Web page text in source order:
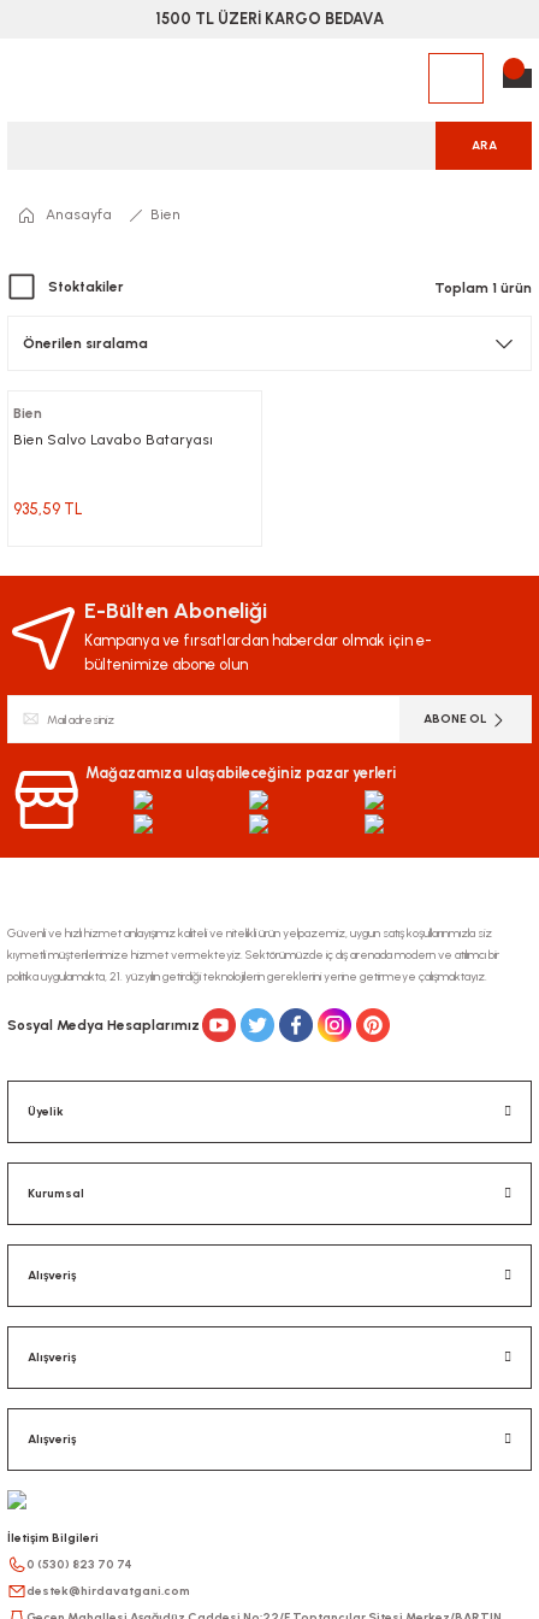
1500 TL ÜZERİ KARGO BEDAVA
ARA
Anasayfa Bien
Stoktakiler Toplam 1 ürün
Bien
Bien Salvo Lavabo Bataryası
935,59 TL
E-Bülten Aboneliği
Kampanya ve fırsatlardan haberdar olmak için e-
bültenimize abone olun
ABONE OL
Mağazamıza ulaşabileceğiniz pazar yerleri
Güvenli ve hızlı hizmet anlayışımız kaliteli ve nitelikli ürün yelpazemiz, uygun satış koşullarınmızla siz
kıymetli müşterilerimize hizmet vermekteyiz. Sektörümüzde iç dış arenada modern ve atılımcı bir
politika uygulamakta, 21. yüzyılın getirdiği teknolojilerin gereklerini yerine getirmeye çalışmaktayız.
Sosyal Medya Hesaplarımız
Üyelik
Kurumsal
Alışveriş
Alışveriş
Alışveriş
İletişim Bilgileri
0 (530) 823 70 74
destek@hirdavatgani.com